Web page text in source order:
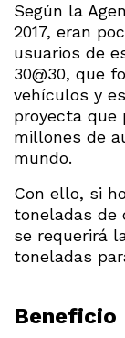
Según la
2017, eran
usuarios de
30@30, que
vehículos y
proyecta que
millones de
mundo.
Con ello, si
toneladas de
se requerirá
toneladas
Beneficio